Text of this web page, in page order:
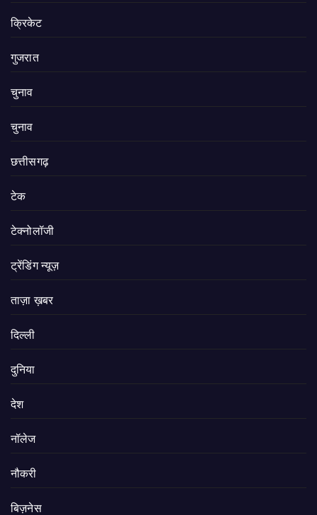
क्रिकेट
गुजरात
चुनाव
चुनाव
छत्तीसगढ़
टेक
टेक्नोलॉजी
ट्रेंडिंग न्यूज़
ताज़ा ख़बर
दिल्ली
दुनिया
देश
नॉलेज
नौकरी
बिज़नेस